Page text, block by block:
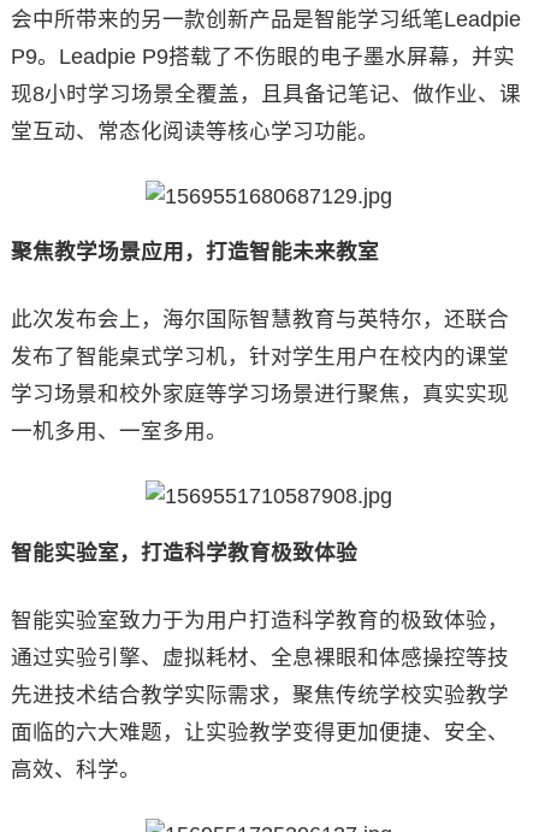
会中所带来的另一款创新产品是智能学习纸笔Leadpie
P9。Leadpie P9搭载了不伤眼的电子墨水屏幕，并实
现8小时学习场景全覆盖，且具备记笔记、做作业、课
堂互动、常态化阅读等核心学习功能。
聚焦教学场景应用，打造智能未来教室
此次发布会上，海尔国际智慧教育与英特尔，还联合
发布了智能桌式学习机，针对学生用户在校内的课堂
学习场景和校外家庭等学习场景进行聚焦，真实实现
一机多用、一室多用。
智能实验室，打造科学教育极致体验
智能实验室致力于为用户打造科学教育的极致体验，
通过实验引擎、虚拟耗材、全息裸眼和体感操控等技
先进技术结合教学实际需求，聚焦传统学校实验教学
面临的六大难题，让实验教学变得更加便捷、安全、
高效、科学。